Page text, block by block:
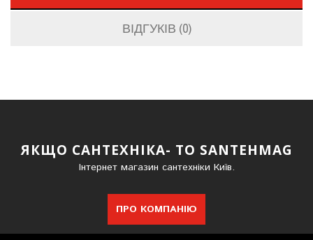
ВІДГУКІВ (0)
ЯКЩО САНТЕХНІКА- ТО SANTEHMAG
Інтернет магазин сантехніки Київ.
ПРО КОМПАНІЮ